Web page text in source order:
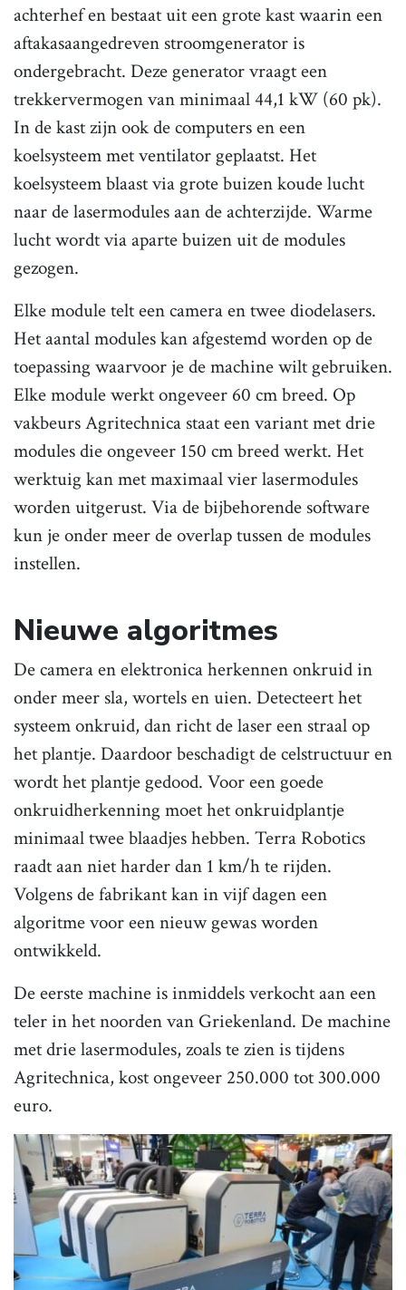
achterhef en bestaat uit een grote kast waarin een
aftakasaangedreven stroomgenerator is
ondergebracht. Deze generator vraagt een
trekkervermogen van minimaal 44,1 kW (60 pk).
In de kast zijn ook de computers en een
koelsysteem met ventilator geplaatst. Het
koelsysteem blaast via grote buizen koude lucht
naar de lasermodules aan de achterzijde. Warme
lucht wordt via aparte buizen uit de modules
gezogen.
Elke module telt een camera en twee diodelasers.
Het aantal modules kan afgestemd worden op de
toepassing waarvoor je de machine wilt gebruiken.
Elke module werkt ongeveer 60 cm breed. Op
vakbeurs Agritechnica staat een variant met drie
modules die ongeveer 150 cm breed werkt. Het
werktuig kan met maximaal vier lasermodules
worden uitgerust. Via de bijbehorende software
kun je onder meer de overlap tussen de modules
instellen.
Nieuwe algoritmes
De camera en elektronica herkennen onkruid in
onder meer sla, wortels en uien. Detecteert het
systeem onkruid, dan richt de laser een straal op
het plantje. Daardoor beschadigt de celstructuur en
wordt het plantje gedood. Voor een goede
onkruidherkenning moet het onkruidplantje
minimaal twee blaadjes hebben. Terra Robotics
raadt aan niet harder dan 1 km/h te rijden.
Volgens de fabrikant kan in vijf dagen een
algoritme voor een nieuw gewas worden
ontwikkeld.
De eerste machine is inmiddels verkocht aan een
teler in het noorden van Griekenland. De machine
met drie lasermodules, zoals te zien is tijdens
Agritechnica, kost ongeveer 250.000 tot 300.000
euro.